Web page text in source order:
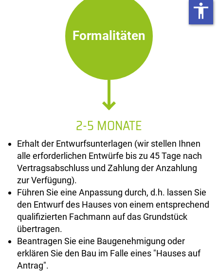
Formalitäten
2-5 MONATE
Erhalt der Entwurfsunterlagen (wir stellen Ihnen
alle erforderlichen Entwürfe bis zu 45 Tage nach
Vertragsabschluss und Zahlung der Anzahlung
zur Verfügung).
Führen Sie eine Anpassung durch, d.h. lassen Sie
den Entwurf des Hauses von einem entsprechend
qualifizierten Fachmann auf das Grundstück
übertragen.
Beantragen Sie eine Baugenehmigung oder
erklären Sie den Bau im Falle eines "Hauses auf
Antrag".
accessibility